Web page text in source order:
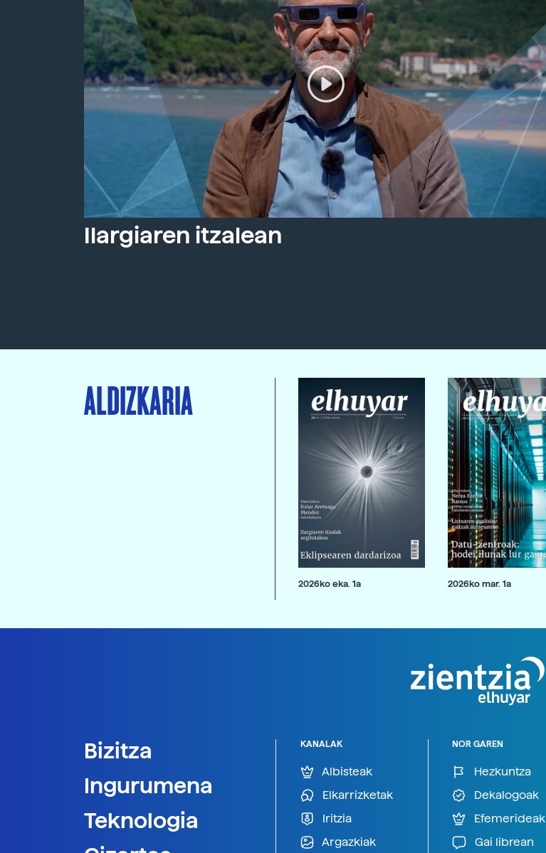
Ilargiaren itzalean
ALDIZKARIA
2026ko eka. 1a 2026ko mar. 1a
Bizitza
Ingurumena
Teknologia
KANALAK
Albisteak
Elkarrizketak
Iritzia
Argazkiak
NOR GAREN
Hezkuntza
Dekalogoak
Efemerideak
Gai librean